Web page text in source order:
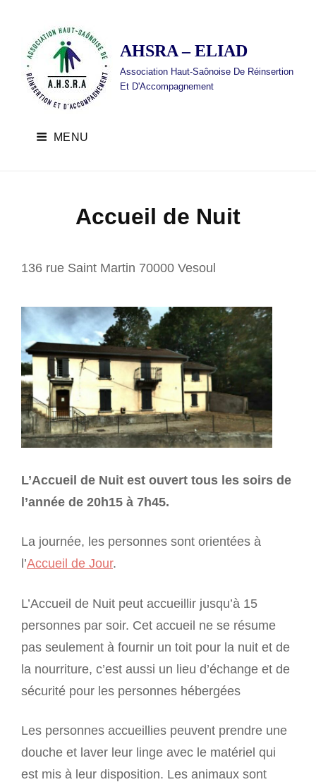
AHSRA – ELIAD
Association Haut-Saônoise De Réinsertion
Et D'Accompagnement
MENU
Accueil de Nuit
136 rue Saint Martin 70000 Vesoul
L’Accueil de Nuit est ouvert tous les soirs de
l’année de 20h15 à 7h45.
La journée, les personnes sont orientées à
l’Accueil de Jour.
L’Accueil de Nuit peut accueillir jusqu’à 15
personnes par soir. Cet accueil ne se résume
pas seulement à fournir un toit pour la nuit et de
la nourriture, c’est aussi un lieu d’échange et de
sécurité pour les personnes hébergées
Les personnes accueillies peuvent prendre une
douche et laver leur linge avec le matériel qui
est mis à leur disposition. Les animaux sont